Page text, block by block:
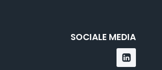
SOCIALE MEDIA